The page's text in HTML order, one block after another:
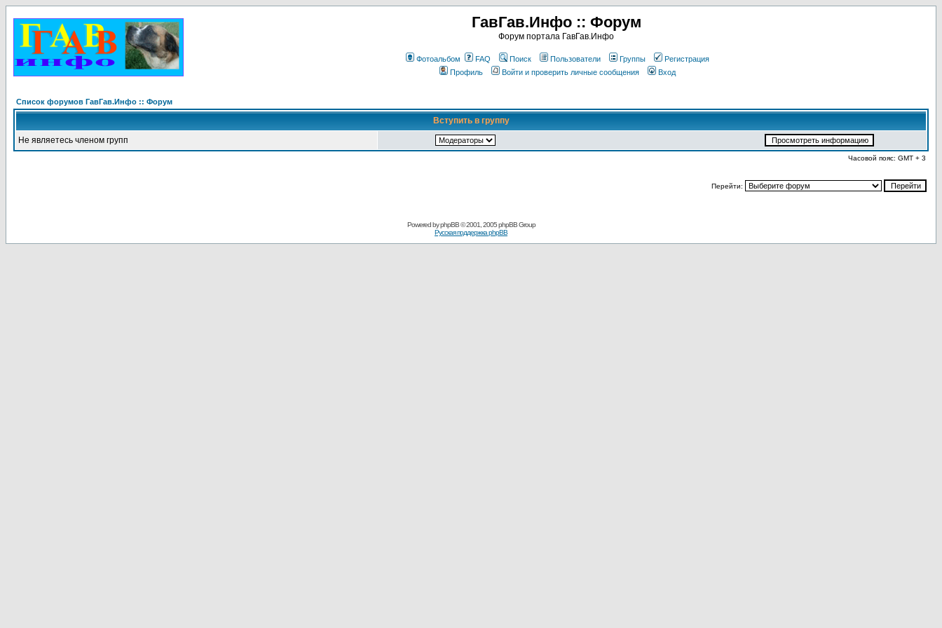
ГавГав.Инфо :: Форум
Форум портала ГавГав.Инфо
Фотоальбом FAQ Поиск Пользователи Группы
Регистрация
Профиль
Войти и проверить личные сообщения Вход
Список форумов ГавГав.Инфо :: Форум
Вступить в группу
Не являетесь членом групп
Часовой пояс: GMT + 3
Перейти:
Powered byphpBB© 2001, 2005 phpBB Group
Русская поддержка phpBB